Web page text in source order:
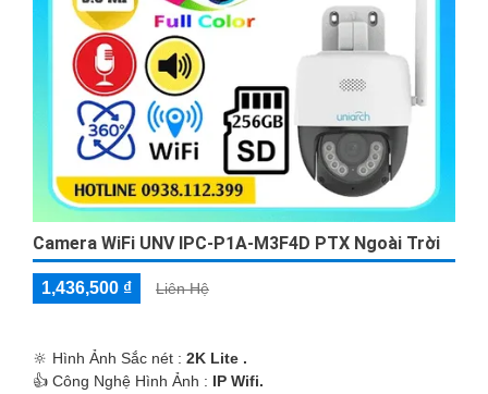
Camera WiFi UNV IPC-P1A-M3F4D PTX Ngoài Trời
1,436,500 ₫ Liên Hệ
🔆 Hình Ảnh Sắc nét : 2K Lite .
👍 Công Nghệ Hình Ảnh : IP Wifi.